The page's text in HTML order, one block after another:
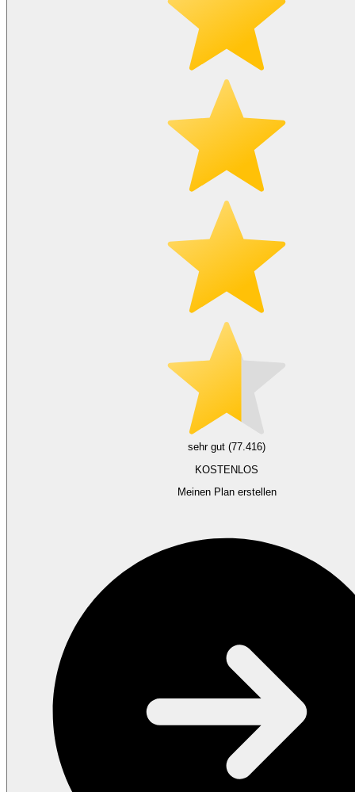
sehr gut (77.416)
KOSTENLOS
Meinen Plan erstellen